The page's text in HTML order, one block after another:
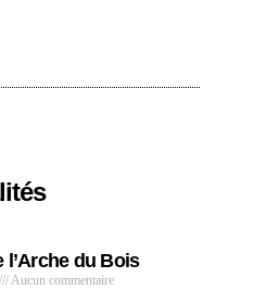
l’Arche du Bois
Aucun commentaire